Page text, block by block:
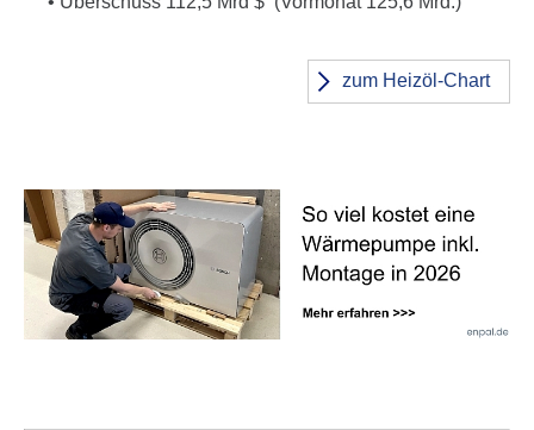
zum Heizöl-Chart